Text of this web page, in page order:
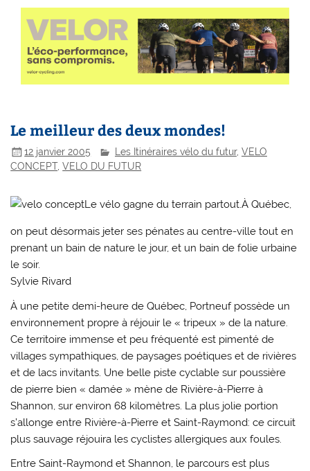
Le meilleur des deux mondes!
12 janvier 2005 Les Itinéraires vélo du futur,VELO
CONCEPT,VELO DU FUTUR
Le vélo gagne du terrain partout.À Québec,
on peut désormais jeter ses pénates au centre-ville tout en
prenant un bain de nature le jour, et un bain de folie urbaine
le soir.
Sylvie Rivard
À une petite demi-heure de Québec, Portneuf possède un
environnement propre à réjouir le « tripeux » de la nature.
Ce territoire immense et peu fréquenté est pimenté de
villages sympathiques, de paysages poétiques et de rivières
et de lacs invitants. Une belle piste cyclable sur poussière
de pierre bien « damée » mène de Rivière-à-Pierre à
Shannon, sur environ 68 kilomètres. La plus jolie portion
s’allonge entre Rivière-à-Pierre et Saint-Raymond: ce circuit
plus sauvage réjouira les cyclistes allergiques aux foules.
Entre Saint-Raymond et Shannon, le parcours est plus